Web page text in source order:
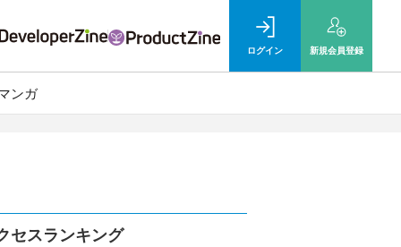
ログイン 新規会員登録
ンガ
セスランキング